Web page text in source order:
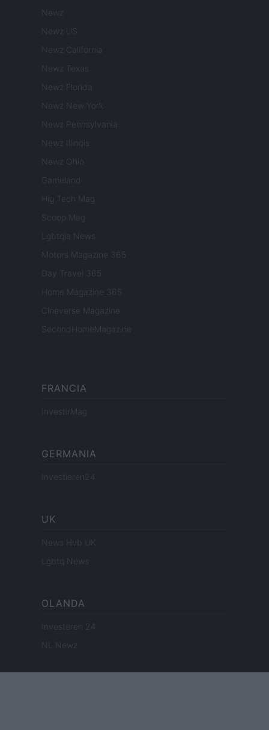
Newz
Newz US
Newz California
Newz Texas
Newz Florida
Newz New York
Newz Pennsylvania
Newz Illinois
Newz Ohio
Gameland
Hig Tech Mag
Scoop Mag
Lgbtqia News
Motors Magazine 365
Day Travel 365
Home Magazine 365
Cineverse Magazine
SecondHomeMagazine
FRANCIA
InvestirMag
GERMANIA
Investieren24
UK
News Hub UK
Lgbtq News
OLANDA
Investeren 24
NL Newz